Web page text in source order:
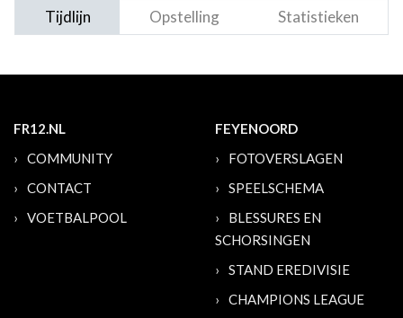
Tijdlijn Opstelling Statistieken
FR12.NL
COMMUNITY
CONTACT
VOETBALPOOL
FEYENOORD
FOTOVERSLAGEN
SPEELSCHEMA
BLESSURES EN
SCHORSINGEN
STAND EREDIVISIE
CHAMPIONS LEAGUE